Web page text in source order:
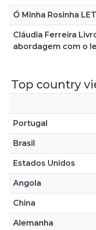
Ó Minha Rosinha
Cláudia Ferreira
abordagem com o
Top country
Portugal
Brasil
Estados Unidos
Angola
China
Alemanha